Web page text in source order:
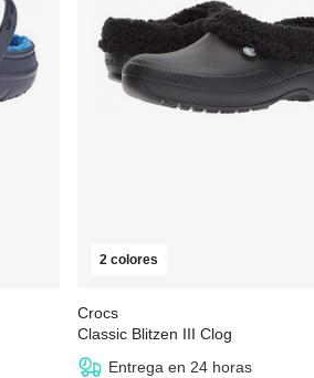
2 colores
Crocs
Classic Blitzen III Clog
desde47,00 €83,00 €
Entrega en 24 horas